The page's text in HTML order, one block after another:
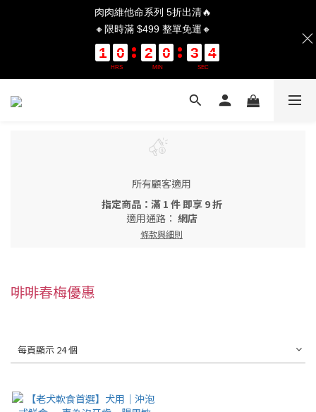
所有顧客適用
指定商品：滿 1 件 即享 9 折
適用通路： 網店
條款與細則
啡啡春梅優惠
每頁顯示 24 個
肉肉維他命系列 5折出清🔥
🔸限時滿 $499 整單免運🔸
HRS
1
1
1
1 0
0
0
0
MIN
2
2
2
2 0
0
0
0
SEC
3
3
3
3 0
0
4
4
4
4